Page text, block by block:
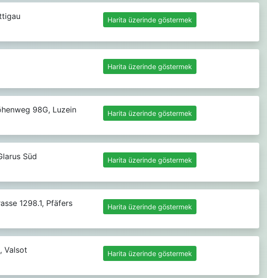
Harita üzerinde göstermek
Harita üzerinde göstermek
98G, Luzein Harita üzerinde göstermek
Süd Harita üzerinde göstermek
1298.1, Pfäfers Harita üzerinde göstermek
Valsot Harita üzerinde göstermek